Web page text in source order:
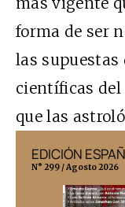
forma de ser
las
científicas del
que las
EDICIÓN
N° 299 / Agosto 2026